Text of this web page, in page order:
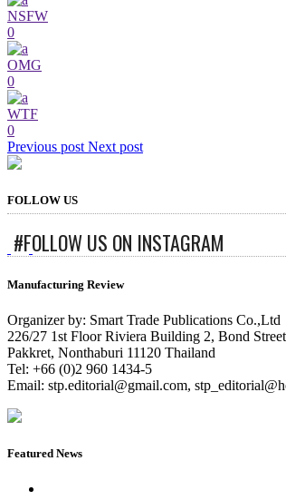
NSFW
0
OMG
0
WTF
0
Previous post Next post
FOLLOW US
#FOLLOW US ON INSTAGRAM
Manufacturing Review
Organizer by: Smart Trade Publications Co.,Ltd
226/27 1st Floor Riviera Building 2, Bond
Pakkret, Nonthaburi 11120 Thailand
Tel: +66 (0)2 960 1434-5
Email: stp.editorial@gmail.com,
Featured News